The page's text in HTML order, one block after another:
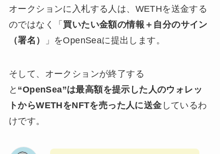
オークションに入札する人は、WETHを送金する
のではなく「 買いたい金額の情報＋自分のサイン
（署名）
」をOpenSeaに提出します。
そして、オークションが終了する
と “OpenSea”は最高額を提示した人のウォレッ
トからWETHをNFTを売った人に送金 しているわ
けです。